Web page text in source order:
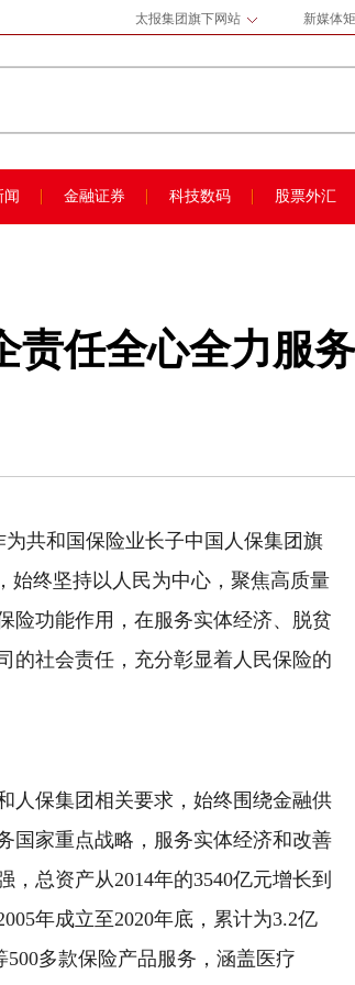
太报集团旗下网站 新媒体
闻 金融证券 科技数码 股票外汇
责任全心全力服
共和国保险业长子中国人保集团旗
始终坚持以人民为中心，聚焦高质量
险功能作用，在服务实体经济、脱贫
的社会责任，充分彰显着人民保险的
保集团相关要求，始终围绕金融供
国家重点战略，服务实体经济和改善
总资产从2014年的3540亿元增长到
年成立至2020年底，累计为3.2亿
多款保险产品服务，涵盖医疗